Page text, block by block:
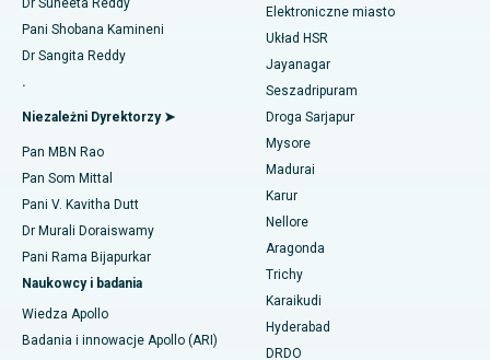
Znajdź ginekologa
Znajdź lekarza ogólnego
Znajdź psychologa
Znajdź chirurga ogólnego
Najlepszy szpital w sektorze 26, Noida
Najlepszy szpital w Gandhinagarze, Ahmedabad
Najlepszy szpital w Aragondzie, Andhra Pradesh
Najlepszy szpital przy Bannerghatta Road w Bangalore
Najlepszy szpital w oddziale 15 w Bhubaneswar
Najlepszy szpital przy Seepat Road w Bilaspur
Najlepszy szpital w Ellisbridge, Ahmedabad
Najlepszy szpital w Nowym Delhi
Ablacja endometrium
Embolizacja tętnicy macicznej
Operacja raka piersi
Brachyterapia
Kolonoskopia
Dr Suneeta Reddy
Pani Shobana Kamineni
Dr Sangita Reddy
.
Niezależni Dyrektorzy ➤
Pan MBN Rao
Pan Som Mittal
Pani V. Kavitha Dutt
Dr Murali Doraiswamy
Pani Rama Bijapurkar
Naukowcy i badania
Wiedza Apollo
Badania i innowacje Apollo (ARI)
Elektroniczne miasto
Układ HSR
Jayanagar
Seszadripuram
Droga Sarjapur
Mysore
Madurai
Karur
Nellore
Aragonda
Trichy
Karaikudi
Hyderabad
DRDO